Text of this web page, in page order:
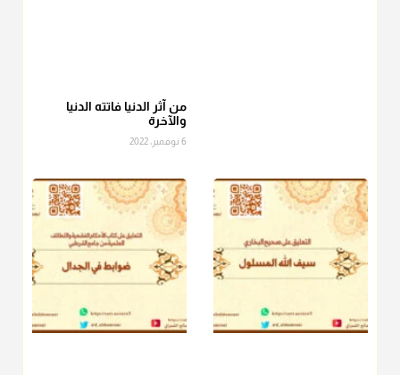
الصاع..فمن شق عليه إخراج الطعام هذه الأيام وأراد إخراج القيمة
أ.د. صالح الشمراني
دفعزكاة الفطرللمسكين القريب صدقة وصلة وهو أفضل من
دفعها للبعيد ولا تغرك مظاهر ووظائف بعض الأقارب فإن
منذ 3 شهر
من آثر الدنيا فاتته الدنيا
والآخرة
6 نوفمبر، 2022